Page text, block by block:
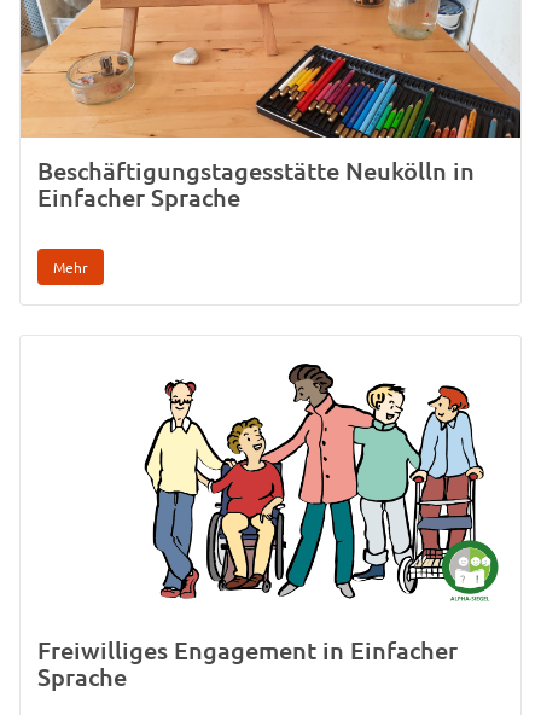
Beschäftigungstagesstätte Neukölln in
Einfacher Sprache
Mehr
Freiwilliges Engagement in Einfacher
Sprache